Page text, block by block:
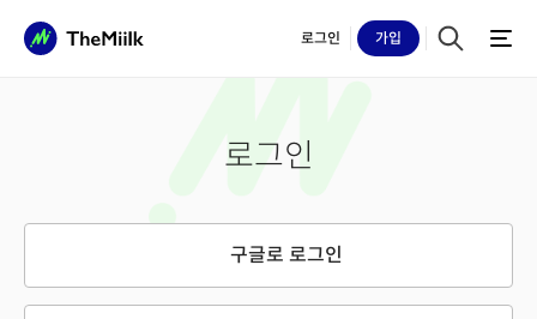
로그인 가입
로그인
구글로 로그인